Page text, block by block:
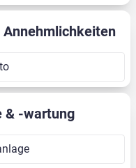
& -wartung